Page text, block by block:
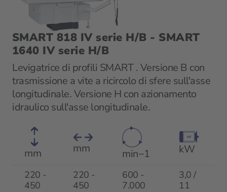
SMART 818 IV serie H/B - SMART
1640 IV serie H/B
Levigatrice di profili SMART . Versione B con
trasmissione a vite a ricircolo di sfere sull'asse
longitudinale. Versione H con azionamento
idraulico sull'asse longitudinale.
mm mm min−1 kW
220 -
450
220 -
450
600 -
7.000
3,0 /
11